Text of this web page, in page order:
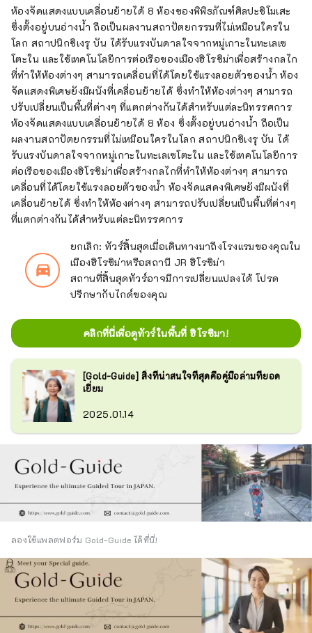
ห้องจัดแสดงแบบเคลื่อนย้ายได้ 8 ห้องของพิพิธภัณฑ์ศิลปะชิโมเสะ
ซึ่งตั้งอยู่บนอ่างน้ำ ถือเป็นผลงานสถาปัตยกรรมที่ไม่เหมือนใครใน
โลก สถาปนิกชิเงรุ บัน ได้รับแรงบันดาลใจจากหมู่เกาะในทะเลเซ
โตะใน และใช้เทคโนโลยีการต่อเรือของเมืองฮิโรชิม่าเพื่อสร้างกลไก
ที่ทำให้ห้องต่างๆ สามารถเคลื่อนที่ได้โดยใช้แรงลอยตัวของน้ำ ห้อง
จัดแสดงพิเศษยังมีผนังที่เคลื่อนย้ายได้ ซึ่งทำให้ห้องต่างๆ สามารถ
ปรับเปลี่ยนเป็นพื้นที่ต่างๆ ที่แตกต่างกันได้สำหรับแต่ละนิทรรศการ
ห้องจัดแสดงแบบเคลื่อนย้ายได้ 8 ห้อง ซึ่งตั้งอยู่บนอ่างน้ำ ถือเป็น
ผลงานสถาปัตยกรรมที่ไม่เหมือนใครในโลก สถาปนิกชิเงรุ บัน ได้
รับแรงบันดาลใจจากหมู่เกาะในทะเลเซโตะใน และใช้เทคโนโลยีการ
ต่อเรือของเมืองฮิโรชิม่าเพื่อสร้างกลไกที่ทำให้ห้องต่างๆ สามารถ
เคลื่อนที่ได้โดยใช้แรงลอยตัวของน้ำ ห้องจัดแสดงพิเศษยังมีผนังที่
เคลื่อนย้ายได้ ซึ่งทำให้ห้องต่างๆ สามารถปรับเปลี่ยนเป็นพื้นที่ต่างๆ
ที่แตกต่างกันได้สำหรับแต่ละนิทรรศการ
directions_car_filled
ยกเลิก: ทัวร์สิ้นสุดเมื่อเดินทางมาถึงโรงแรมของคุณใน
เมืองฮิโรชิม่าหรือสถานี JR ฮิโรชิม่า
สถานที่สิ้นสุดทัวร์อาจมีการเปลี่ยนแปลงได้ โปรด
ปรึกษากับไกด์ของคุณ
คลิกที่นี่เพื่อดูทัวร์ในพื้นที่ ฮิโรชิมา!
[Gold-Guide] สิ่งที่น่าสนใจที่สุดคือคู่มือล่ามที่ยอด
เยี่ยม
2025.01.14
ลองใช้แพลตฟอร์ม Gold-Guide ได้ที่นี่!